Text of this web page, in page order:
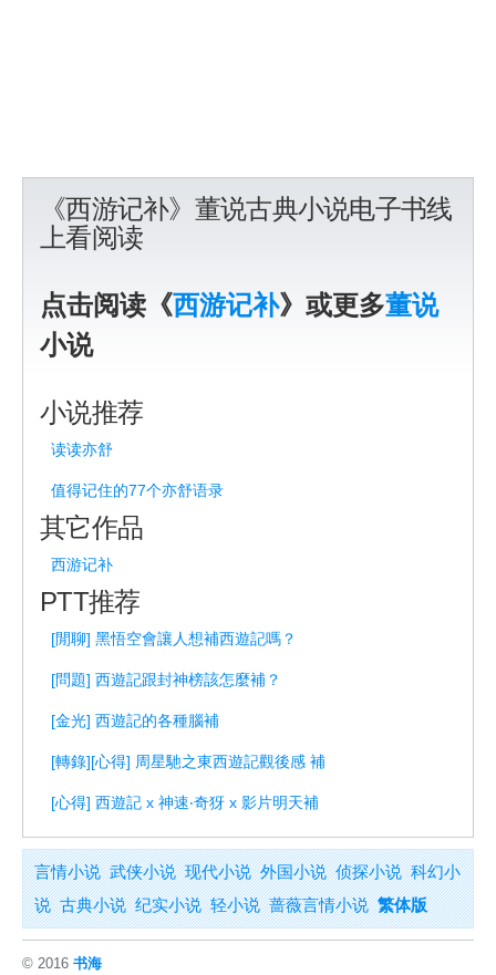
《西游记补》董说古典小说电子书线
上看阅读
点击阅读《西游记补》或更多董说
小说
小说推荐
读读亦舒
值得记住的77个亦舒语录
其它作品
西游记补
PTT推荐
[閒聊] 黑悟空會讓人想補西遊記嗎？
[問題] 西遊記跟封神榜該怎麼補？
[金光] 西遊記的各種腦補
[轉錄][心得] 周星馳之東西遊記觀後感 補
[心得] 西遊記 x 神速‧奇犽 x 影片明天補
言情小说 武侠小说 现代小说 外国小说 侦探小说 科幻小
说 古典小说 纪实小说 轻小说 蔷薇言情小说 繁体版
© 2016 书海